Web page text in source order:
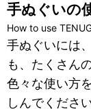
手ぬぐいの
How to use
手ぬぐいには
も、たくさん
色々な使い方
しんでください